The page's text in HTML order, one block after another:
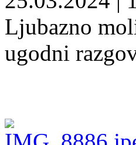
Ljubazno
ugodni